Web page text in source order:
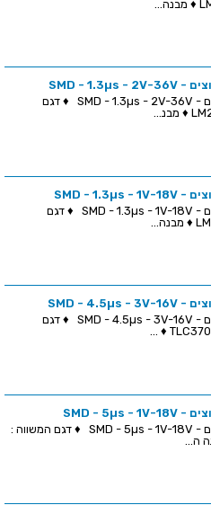
משווה - 4 ערוצים - SMD - 1.3µs - 2V-36V ♦ דגם
משווה - 4 ערוצים - SMD - 1.3µs - 1V-18V ♦ דגם
משווה - 4 ערוצים - SMD - 4.5µs - 3V-16V ♦ דגם
משווה - 4 ערוצים - SMD - 5µs - 1V-18V ♦ דגם המשווה :